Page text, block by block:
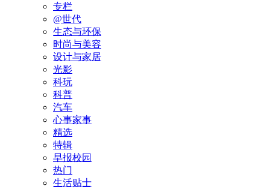
专栏
@世代
生态与环保
时尚与美容
设计与家居
光影
科玩
科普
汽车
心事家事
精选
特辑
早报校园
热门
生活贴士